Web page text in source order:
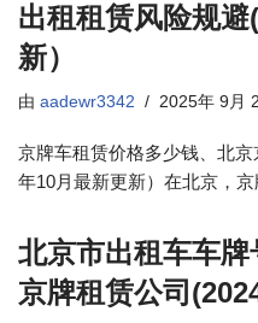
出租租赁风险规
新）
由 aadewr3342 2025年 9月
京牌车租赁价格多少钱、北
年10月最新更新）在北京，京
北京市出租车车
京牌租赁公司